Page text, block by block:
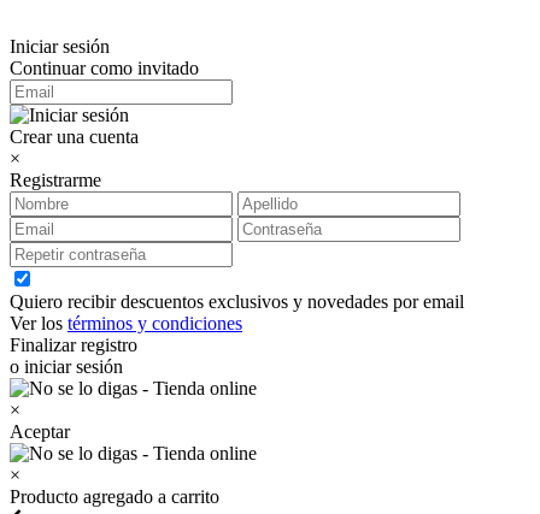
Iniciar sesión
Continuar como invitado
Crear una cuenta
×
Registrarme
Quiero recibir descuentos exclusivos y novedades por email
Ver los términos y condiciones
Finalizar registro
o iniciar sesión
×
Aceptar
×
Producto agregado a carrito